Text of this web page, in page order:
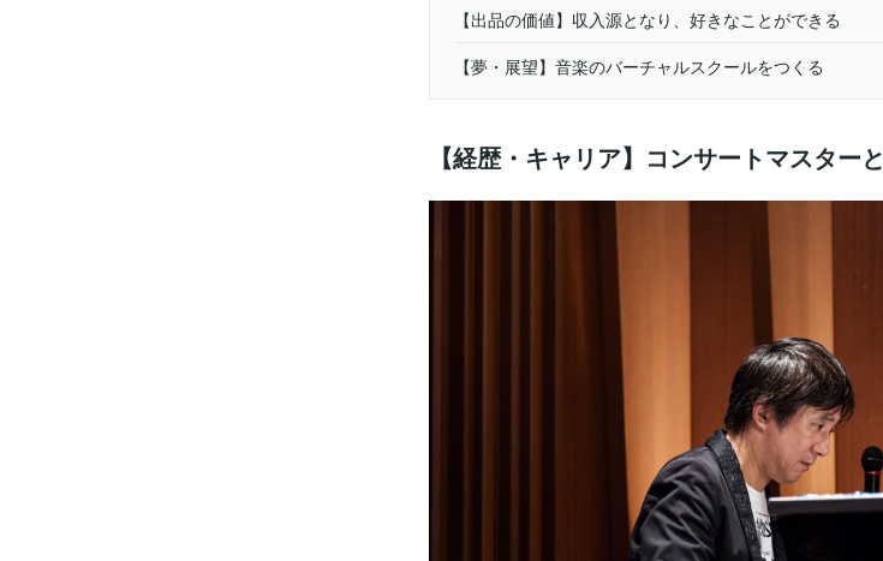
【出品の価値】収入源となり、好きなことができる
【夢・展望】音楽のバーチャルスクールをつくる
【経歴・キャリア】コンサートマスター